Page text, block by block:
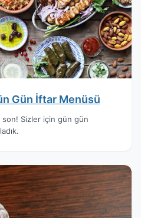
Gün İftar Menüsü
son! Sizler için gün gün